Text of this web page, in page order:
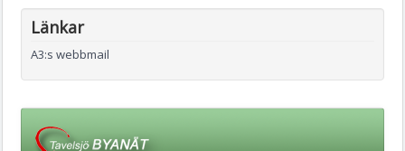
Länkar
A3:s webbmail